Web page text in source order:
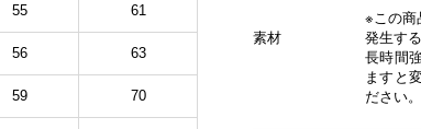
55 61
56 63
59 70
素材
※この商
発生す
長時間
ますと
ださい。